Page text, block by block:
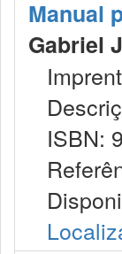
Manual
Gabriel
ISBN: